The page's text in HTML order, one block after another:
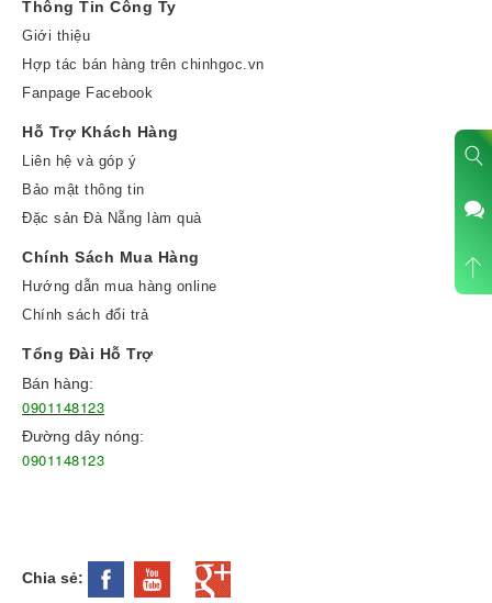
Thông Tin Công Ty
Giới thiệu
Hợp tác bán hàng trên chinhgoc.vn
Fanpage Facebook
Hỗ Trợ Khách Hàng
Liên hệ và góp ý
Bảo mật thông tin
Đặc sản Đà Nẵng làm quà
Chính Sách Mua Hàng
Hướng dẫn mua hàng online
Chính sách đổi trả
Tổng Đài Hỗ Trợ
Bán hàng:
0901148123
Đường dây nóng:
0901148123
Chia sẻ: